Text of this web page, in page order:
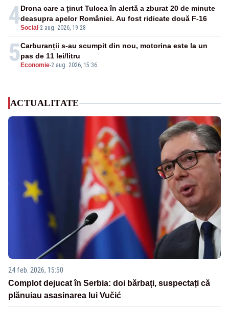
4Social -2 aug. 2026, 19:28
Drona care a ținut Tulcea în alertă a zburat 20 de minute
deasupra apelor României. Au fost ridicate două F-16
5 Economie-2 aug. 2026, 15:36
Carburanții s-au scumpit din nou, motorina este la un
pas de 11 lei/litru
ACTUALITATE
24 feb. 2026, 15:50
Complot dejucat în Serbia: doi bărbați, suspectați că
plănuiau asasinarea lui Vučić